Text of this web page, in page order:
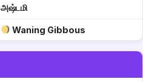
அஷ்டமி
Waning Gibbous